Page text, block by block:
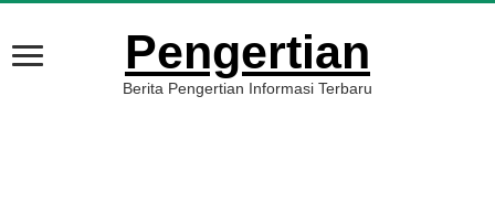
Pengertian
Berita Pengertian Informasi Terbaru